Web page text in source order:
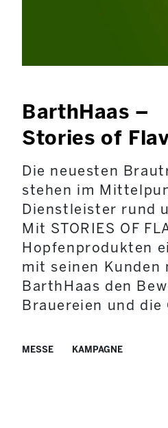
BarthHaas –
Stories of
Die neuesten
stehen im
Dienstleister rund
Mit STORIES OF
Hopfenprodukten
mit seinen
BarthHaas den
Brauereien und
MESSE KAMPAGNE